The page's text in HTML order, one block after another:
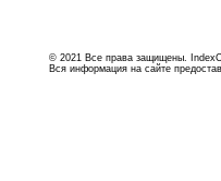
© 2021 Все права защищены.
Вся информация на сайте